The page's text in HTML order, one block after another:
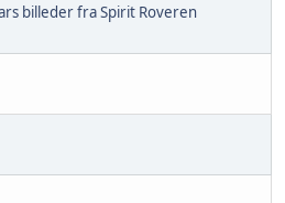
billeder fra Spirit Roveren